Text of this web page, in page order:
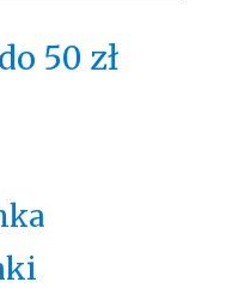
50 zł